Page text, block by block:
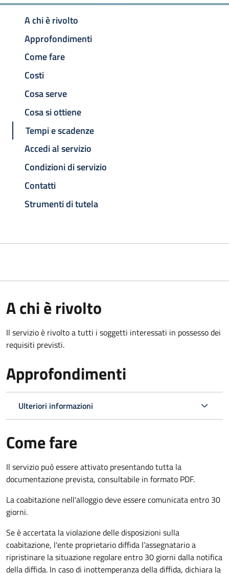
A chi è rivolto
Approfondimenti
Come fare
Costi
Cosa serve
Cosa si ottiene
Tempi e scadenze
Accedi al servizio
Condizioni di servizio
Contatti
Strumenti di tutela
A chi è rivolto
Il servizio è rivolto a tutti i soggetti interessati in possesso dei
requisiti previsti.
Approfondimenti
Ulteriori informazioni
Come fare
Il servizio può essere attivato presentando tutta la
documentazione prevista, consultabile in formato PDF.
La coabitazione nell'alloggio deve essere comunicata entro 30
giorni.
Se è accertata la violazione delle disposizioni sulla
coabitazione, l'ente proprietario diffida l’assegnatario a
ripristinare la situazione regolare entro 30 giorni dalla notifica
della diffida. In caso di inottemperanza della diffida, dichiara la